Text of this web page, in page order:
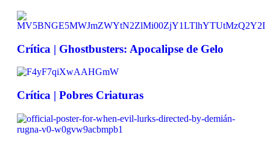
Crítica | Ghostbusters: Apocalipse de Gelo
Crítica | Pobres Criaturas